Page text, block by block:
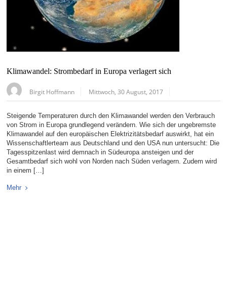
Klimawandel: Strombedarf in Europa verlagert sich
Birgit Hoffmann Mittwoch, 30 August, 2017
Steigende Temperaturen durch den Klimawandel werden den Verbrauch
von Strom in Europa grundlegend verändern. Wie sich der ungebremste
Klimawandel auf den europäischen Elektrizitätsbedarf auswirkt, hat ein
Wissenschaftlerteam aus Deutschland und den USA nun untersucht: Die
Tagesspitzenlast wird demnach in Südeuropa ansteigen und der
Gesamtbedarf sich wohl von Norden nach Süden verlagern. Zudem wird
in einem […]
Mehr